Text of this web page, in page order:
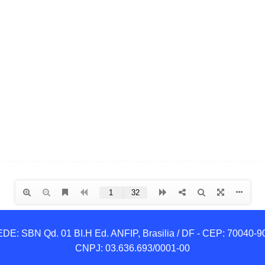
SBN Qd. 01 BI.H Ed. ANFIP, Brasilia / DF - CEP: 70040-
CNPJ: 03.636.693/0001-00